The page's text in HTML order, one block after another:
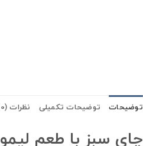
توضیحات توضیحات تکمیلی نظرات (0)
چای سبز با طعم لیمو ۳۰ عددی تاپال tapal